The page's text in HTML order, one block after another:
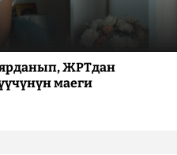
ЖРТдан
маеги